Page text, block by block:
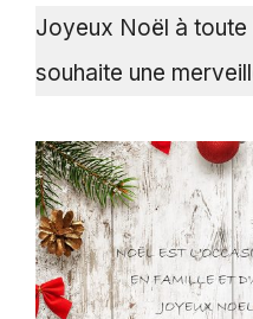
Joyeux Noël à
souhaite une